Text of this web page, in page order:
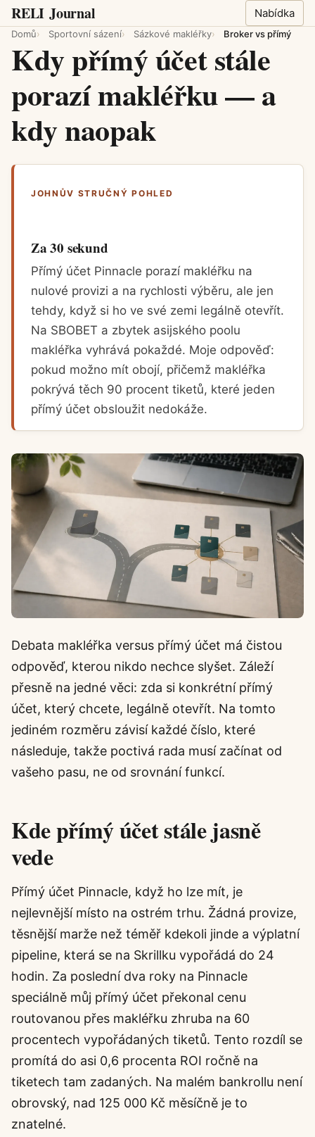
RELI Journal Nabídka
Domů Sportovní sázení Sázkové makléřky Broker vs přímý
Kdy přímý účet stále
porazí makléřku — a
kdy naopak
JOHNŮV STRUČNÝ POHLED
Za 30 sekund
Přímý účet Pinnacle porazí makléřku na
nulové provizi a na rychlosti výběru, ale jen
tehdy, když si ho ve své zemi legálně otevřít.
Na SBOBET a zbytek asijského poolu
makléřka vyhrává pokaždé. Moje odpověď:
pokud možno mít obojí, přičemž makléřka
pokrývá těch 90 procent tiketů, které jeden
přímý účet obsloužit nedokáže.
Debata makléřka versus přímý účet má čistou
odpověď, kterou nikdo nechce slyšet. Záleží
přesně na jedné věci: zda si konkrétní přímý
účet, který chcete, legálně otevřít. Na tomto
jediném rozměru závisí každé číslo, které
následuje, takže poctivá rada musí začínat od
vašeho pasu, ne od srovnání funkcí.
Kde přímý účet stále jasně
vede
Přímý účet Pinnacle, když ho lze mít, je
nejlevnější místo na ostrém trhu. Žádná provize,
těsnější marže než téměř kdekoli jinde a výplatní
pipeline, která se na Skrillku vypořádá do 24
hodin. Za poslední dva roky na Pinnacle
speciálně můj přímý účet překonal cenu
routovanou přes makléřku zhruba na 60
procentech vypořádaných tiketů. Tento rozdíl se
promítá do asi 0,6 procenta ROI ročně na
tiketech tam zadaných. Na malém bankrollu není
obrovský, nad 125 000 Kč měsíčně je to
znatelné.